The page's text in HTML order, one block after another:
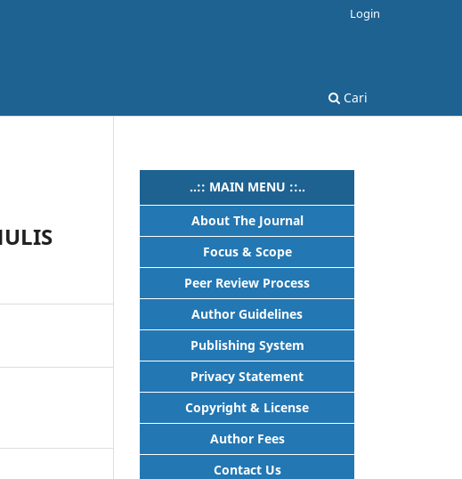
Cari
Login
..:: MAIN MENU ::..
About The Journal
Focus & Scope
Peer Review Process
Author Guidelines
Publishing System
Privacy Statement
Copyright & License
Author Fees
Contact Us